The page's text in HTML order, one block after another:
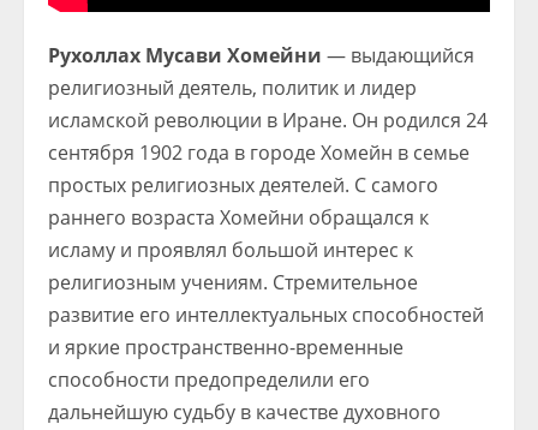
Рухоллах Мусави Хомейни — выдающийся
религиозный деятель, политик и лидер
исламской революции в Иране. Он родился 24
сентября 1902 года в городе Хомейн в семье
простых религиозных деятелей. С самого
раннего возраста Хомейни обращался к
исламу и проявлял большой интерес к
религиозным учениям. Стремительное
развитие его интеллектуальных способностей
и яркие пространственно-временные
способности предопределили его
дальнейшую судьбу в качестве духовного